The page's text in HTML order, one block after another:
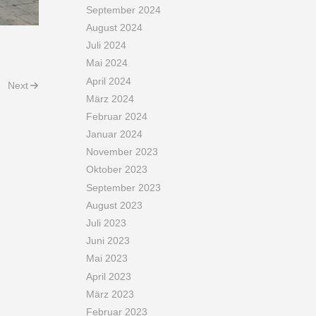
Next
September 2024
August 2024
Juli 2024
Mai 2024
April 2024
März 2024
Februar 2024
Januar 2024
November 2023
Oktober 2023
September 2023
August 2023
Juli 2023
Juni 2023
Mai 2023
April 2023
März 2023
Februar 2023